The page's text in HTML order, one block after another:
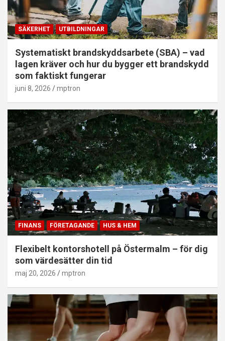
SÄKERHET UTBILDNINGAR
Systematiskt brandskyddsarbete (SBA) – vad
lagen kräver och hur du bygger ett brandskydd
som faktiskt fungerar
juni 8, 2026 mptron
FINANS FÖRETAGANDE HUS & HEM
Flexibelt kontorshotell på Östermalm – för dig
som värdesätter din tid
maj 20, 2026 mptron